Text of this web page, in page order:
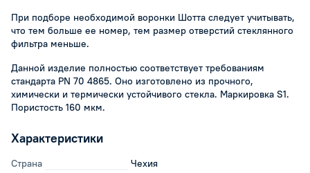
При подборе необходимой воронки Шотта следует учитывать,
что тем больше ее номер, тем размер отверстий стеклянного
фильтра меньше.
Данной изделие полностью соответствует требованиям
стандарта PN 70 4865. Оно изготовлено из прочного,
химически и термически устойчивого стекла. Маркировка S1.
Пористость 160 мкм.
Характеристики
Страна
Чехия